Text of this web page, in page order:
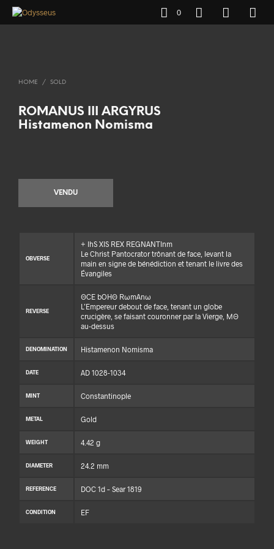
0
HOME / SOLD
ROMANUS III ARGYRUS
Histamenon Nomisma
VENDU
OBVERSE
+ IhS XIS REX REGNANTInm
Le Christ Pantocrator trônant de face, levant la
main en signe de bénédiction et tenant le livre des
Évangiles
REVERSE
ΘCE bOHΘ RωmAnω
L’Empereur debout de face, tenant un globe
crucigère, se faisant couronner par la Vierge, ΜΘ
au-dessus
DENOMINATION Histamenon Nomisma
DATE AD 1028-1034
MINT Constantinople
METAL Gold
WEIGHT 4.42 g
DIAMETER 24.2 mm
REFERENCE DOC 1d – Sear 1819
CONDITION EF